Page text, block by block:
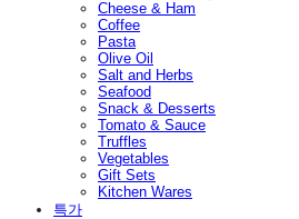
Cheese & Ham
Coffee
Pasta
Olive Oil
Salt and Herbs
Seafood
Snack & Desserts
Tomato & Sauce
Truffles
Vegetables
Gift Sets
Kitchen Wares
특가